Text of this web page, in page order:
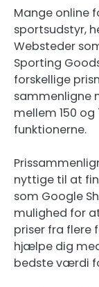
Mange online
sportsudstyr,
Websteder
Sporting
forskellige
sammenligne
mellem 150
funktionerne.
nyttige til at
som Google
mulighed for
priser fra flere
hjælpe dig
bedste værdi